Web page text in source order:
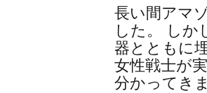
長い間アマ
した。 しか
器とともに
女性戦士が
分かってき